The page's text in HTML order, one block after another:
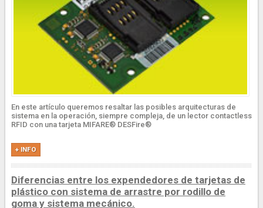
En este artículo queremos resaltar las posibles arquitecturas de
sistema en la operación, siempre compleja, de un lector contactless
RFID con una tarjeta MIFARE® DESFire®
+ INFO
Diferencias entre los expendedores de tarjetas de
plástico con sistema de arrastre por rodillo de
goma y sistema mecánico.